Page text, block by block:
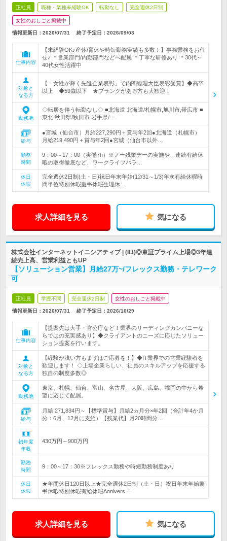
正社員 職種・業種未経験OK 転勤なし 完全週休2日制
女性のおしごと掲載中
情報更新日：2026/07/31 終了予定日： 2026/09/03
仕事内容
【未経験OK♪産休/育休や時短勤務実績も多数！】事務業務をお任
せ♪ ＊営業部門/内勤部門などへ配属 ＊丁寧な研修あり ＊30代～
40代女性活躍中
対象と
なる方
【「女性が輝く先進企業表彰」で内閣総理大臣表彰受賞】◆高卒
以上 ◆59歳以下 ★ブランクがある方も大歓迎！
勤務地
◇転居を伴う転勤なし◇ ■北海道 北海道/札幌市,旭川市,帯広市 ■
東北 秋田県/秋田市 岩手県/…
給与
●宮城（仙台市）月給227,290円＋賞与年2回●北海道（札幌市）
月給219,490円＋賞与年2回●宮城（仙台市以外…
勤務
時間
9：00～17：00（実働7h）※ノー残業デーの実施や、連続有給休
暇の取得徹底など、ワークライフバラ…
休日
休暇
完全週休2日制(土・日)祝日年末年始(12/31～1/3)年次有給休暇時
間単位特別休暇慶弔休暇生理休…
求人詳細を見る 気になる
株式会社インターネットイニシアティブ | (IIJ)◎東証プライム上場◎3年連
続売上高、営業利益ともUP
【ソリューション営業】月給27万~/フレックス勤務・テレワーク
可
正社員 学歴不問 完全週休2日制 女性のおしごと掲載中
情報更新日：2026/07/31 終了予定日： 2026/10/29
仕事内容
【提案先は大手・官公庁など！業界のリーディングカンパニーな
らではの充実感あり】◆クライアントのニーズに応じたソリュー
ション提案を行います。
対象と
なる方
【経験が浅い方もまずはご応募を！】◆IT業界での営業経験者を
歓迎します！ ◇上場企業らしい、社員のスキルアップを応援する
独自の制度多数◎
勤務地
東京、札幌、仙台、富山、名古屋、大阪、広島、福岡の中から希
望に応じて配属。
給与
月給 271,834円～【標準賞与】月給2ヵ月分×年2回（合計年4か月
分：6月、12月に支給）【残業代】月20時間分…
初年度
年収
430万円～900万円
勤務
時間
9：00～17：30※フレックス勤務や時短勤務制度あり
休日
休暇
★年間休日120日以上★完全週休2日制（土・日）祝日年末年始慶
弔休暇特別休暇有給休暇Annivers…
求人詳細を見る 気になる